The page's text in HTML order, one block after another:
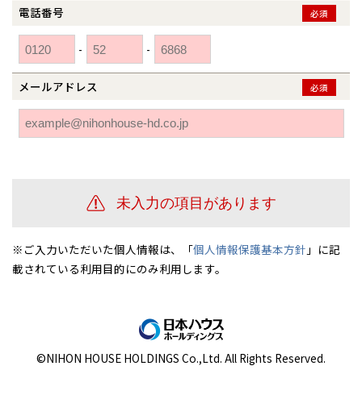
電話番号 必須
- -
メールアドレス 必須
※ご入力いただいた個人情報は、「個人情報保護基本方針 」に記
載されている利用目的にのみ利用します。
©NIHON HOUSE HOLDINGS Co.,Ltd. All Rights Reserved.
広島
山口
宮崎
鹿児島
群馬県
伊勢崎
大分県
大分
宮崎県
宮崎
鹿児島県
鹿児島